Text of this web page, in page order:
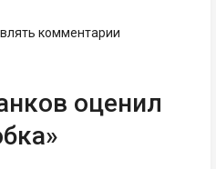
комментарии
оценил